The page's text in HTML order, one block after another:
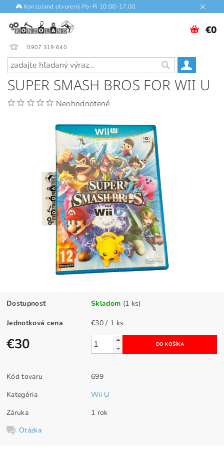
🎮 Konzoland otvorený Po–Pi 10:00–17:00.
0907 319 640
€0
SUPER SMASH BROS FOR WII U
Neohodnotené
Dostupnosť Skladom (1 ks)
Jednotková cena €30 / 1 ks
€30
Kód tovaru
699
Kategória
Wii U
Záruka
1 rok
Otázka